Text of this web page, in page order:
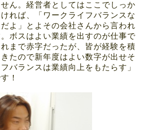
ん。経営者としてはここでしっか
れば、「ワークライフバランスな
よ」とよその会社さんから言われ
ボスはよい業績を出すのが仕事で
まで赤字だったが、皆が経験を積
たので新年度はよい数字が出せそ
バランスは業績向上をもたらす」
！